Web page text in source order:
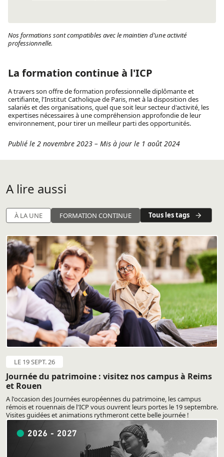
Nos formations sont compatibles avec le maintien d’une activité
professionnelle.
La formation continue à l'ICP
A travers son offre de formation professionnelle diplômante et
certifiante, l'Institut Catholique de Paris, met à la disposition des
salariés et des organisations, quel que soit leur secteur d'activité, les
expertises nécessaires à une compréhension approfondie de leur
environnement, pour tirer un meilleur parti des opportunités.
Publié le 2 novembre 2023 – Mis à jour le 1 août 2024
A lire aussi
À LA UNE FORMATION CONTINUE Tous les tags
LE 19 SEPT. 26
Journée du patrimoine : visitez nos campus à Reims
et Rouen
A l'occasion des Journées européennes du patrimoine, les campus
rémois et rouennais de l'ICP vous ouvrent leurs portes le 19 septembre.
Visites guidées et animations rythmeront cette belle journée !